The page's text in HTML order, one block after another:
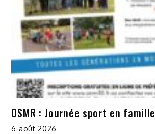
OSMR : Journée sport en famille
6 août 2026